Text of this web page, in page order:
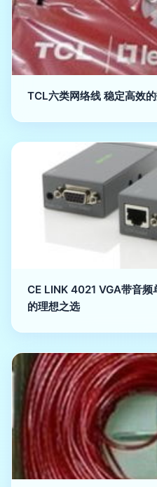
TCL六类网络线 稳定高效
CE LINK 4021 VGA带音
的理想之选